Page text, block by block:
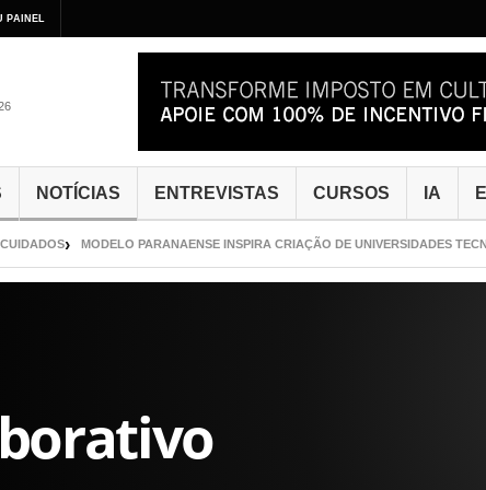
PAINEL
NOTÍCIAS ENTREVISTAS CURSOS IA
MODELO PARANAENSE INSPIRA CRIAÇÃO DE UNIVERSIDADES